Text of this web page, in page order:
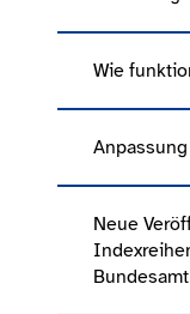
Wie
Neue
Bundesamt